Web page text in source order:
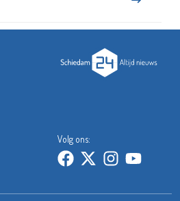
Volg ons: